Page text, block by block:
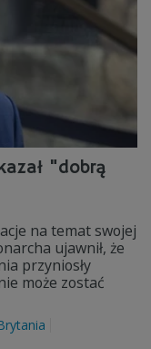
"dobrą
na temat swojej
ujawnił, że
przyniosły
może zostać